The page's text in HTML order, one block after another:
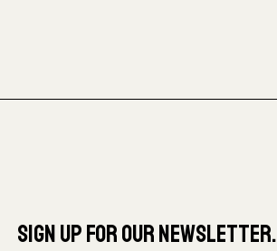
SIGN UP FOR OUR NEWSLETTER.